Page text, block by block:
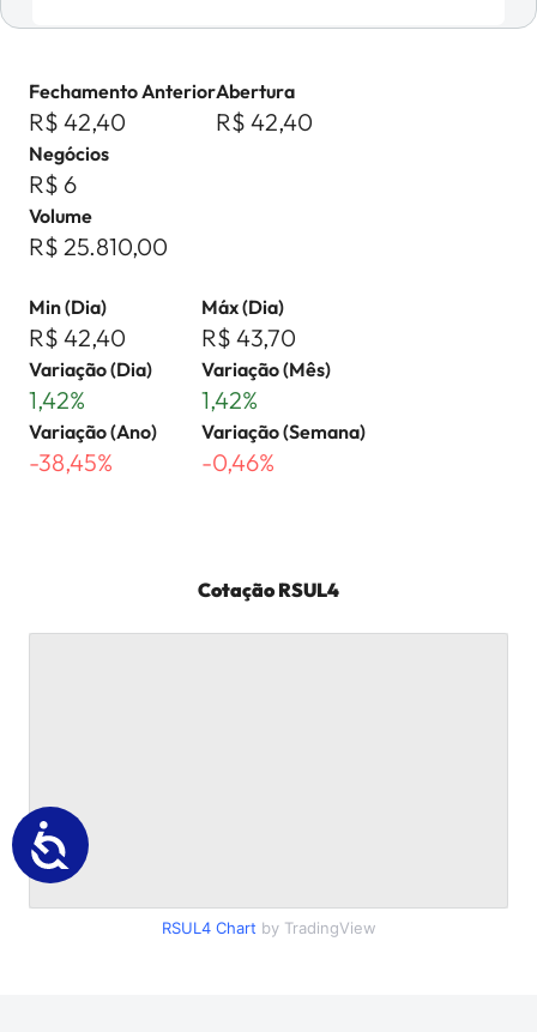
Fechamento Anterior
R$ 42,40
Abertura
R$ 42,40
Negócios
R$ 6
Volume
R$ 25.810,00
Min (Dia)
R$ 42,40
Máx (Dia)
R$ 43,70
Variação (Dia)
1,42%
Variação (Mês)
1,42%
Variação (Ano)
-38,45%
Variação (Semana)
-0,46%
CotaçãoRSUL4
RSUL4Chart by TradingView